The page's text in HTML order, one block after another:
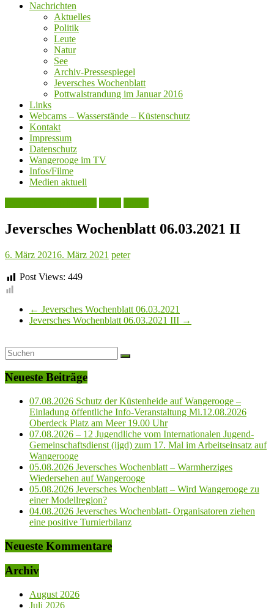
Nachrichten
Aktuelles
Politik
Leute
Natur
See
Archiv-Pressespiegel
Jeversches Wochenblatt
Pottwalstrandung im Januar 2016
Links
Webcams – Wasserstände – Küstenschutz
Kontakt
Impressum
Datenschutz
Wangerooge im TV
Infos/Filme
Medien aktuell
Jeversches Wochenblatt 06.03.2021 II
6. März 20216. März 2021 peter
Post Views: 449
← Jeversches Wochenblatt 06.03.2021
Jeversches Wochenblatt 06.03.2021 III →
Neueste Beiträge
07.08.2026 Schutz der Küstenheide auf Wangerooge –
Einladung öffentliche Info-Veranstaltung Mi.12.08.2026
Oberdeck Platz am Meer 19.00 Uhr
07.08.2026 – 12 Jugendliche vom Internationalen Jugend-
Gemeinschaftsdienst (ijgd) zum 17. Mal im Arbeitseinsatz auf
Wangerooge
05.08.2026 Jeversches Wochenblatt – Warmherziges
Wiedersehen auf Wangerooge
05.08.2026 Jeversches Wochenblatt – Wird Wangerooge zu
einer Modellregion?
04.08.2026 Jeversches Wochenblatt- Organisatoren ziehen
eine positive Turnierbilanz
Neueste Kommentare
Archiv
August 2026
Juli 2026